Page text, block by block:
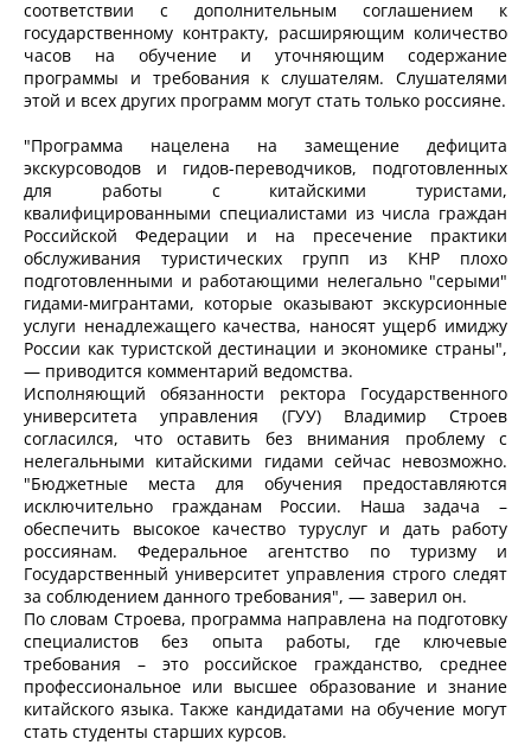
соответствии с дополнительным соглашением к
государственному контракту, расширяющим количество
часов на обучение и уточняющим содержание
программы и требования к слушателям. Слушателями
этой и всех других программ могут стать только россияне.
"Программа нацелена на замещение дефицита
экскурсоводов и гидов-переводчиков, подготовленных
для работы с китайскими туристами,
квалифицированными специалистами из числа граждан
Российской Федерации и на пресечение практики
обслуживания туристических групп из КНР плохо
подготовленными и работающими нелегально "серыми"
гидами-мигрантами, которые оказывают экскурсионные
услуги ненадлежащего качества, наносят ущерб имиджу
России как туристской дестинации и экономике страны",
— приводится комментарий ведомства.
Исполняющий обязанности ректора Государственного
университета управления (ГУУ) Владимир Строев
согласился, что оставить без внимания проблему с
нелегальными китайскими гидами сейчас невозможно.
"Бюджетные места для обучения предоставляются
исключительно гражданам России. Наша задача –
обеспечить высокое качество туруслуг и дать работу
россиянам. Федеральное агентство по туризму и
Государственный университет управления строго следят
за соблюдением данного требования", — заверил он.
По словам Строева, программа направлена на подготовку
специалистов без опыта работы, где ключевые
требования – это российское гражданство, среднее
профессиональное или высшее образование и знание
китайского языка. Также кандидатами на обучение могут
стать студенты старших курсов.